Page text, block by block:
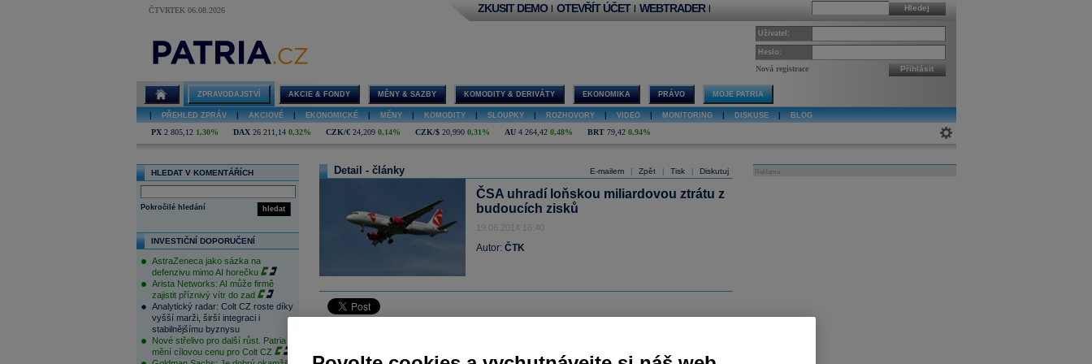
ČTVRTEK 06.08.2026 Hledej
ZKUSIT DEMO | OTEVŘÍT ÚČET | WEBTRADER |
Uživatel:
Heslo:
Nová registrace Přihlásit
ZPRAVODAJSTVÍ AKCIE & FONDY MĚNY & SAZBY KOMODITY & DERIVÁTY EKONOMIKA PRÁVO MOJE PATRIA
PŘEHLED ZPRÁV AKCIOVÉ EKONOMICKÉ MĚNY KOMODITY SLOUPKY ROZHOVORY VIDEO MONITORING DISKUSE BLOG
PX 2 805,12 1,30% DAX 26 211,14 0,32% CZK/€ 24,209 0,14% CZK/$ 20,990 0,31% AU 4 264,42 0,48% BRT 79,42 0,94%
HLEDAT V KOMENTÁŘÍCH
hledat
Pokročilé hledání
INVESTIČNÍ DOPORUČENÍ
AstraZeneca jako sázka na
defenzivu mimo AI horečku
Arista Networks: AI může firmě
zajistit příznivý vítr do zad
Analytický radar: Colt CZ roste díky
vyšší marži, širší integraci i
stabilnějšímu byznysu
Nové střelivo pro další růst. Patria
mění cílovou cenu pro Colt CZ
E-mailem Zpět Tisk Diskutuj
Detail - články
ČSA uhradí loňskou miliardovou ztrátu z
budoucích zisků
19.06.2014 16:40
Autor: ČTK
Reklama